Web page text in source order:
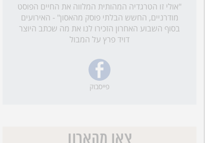
"אולי זו הטרגדיה המהותית המלווה את החיים הפוסט
מודרניים, החשש הבלתי פוסק מהאסון" - האירועים
בסוף השבוע האחרון הזכירו לנו את מה שכתב היוצר
דויד פרץ על המבול
פייסבוק